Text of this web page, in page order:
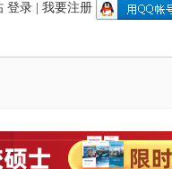
登录| 我要注册